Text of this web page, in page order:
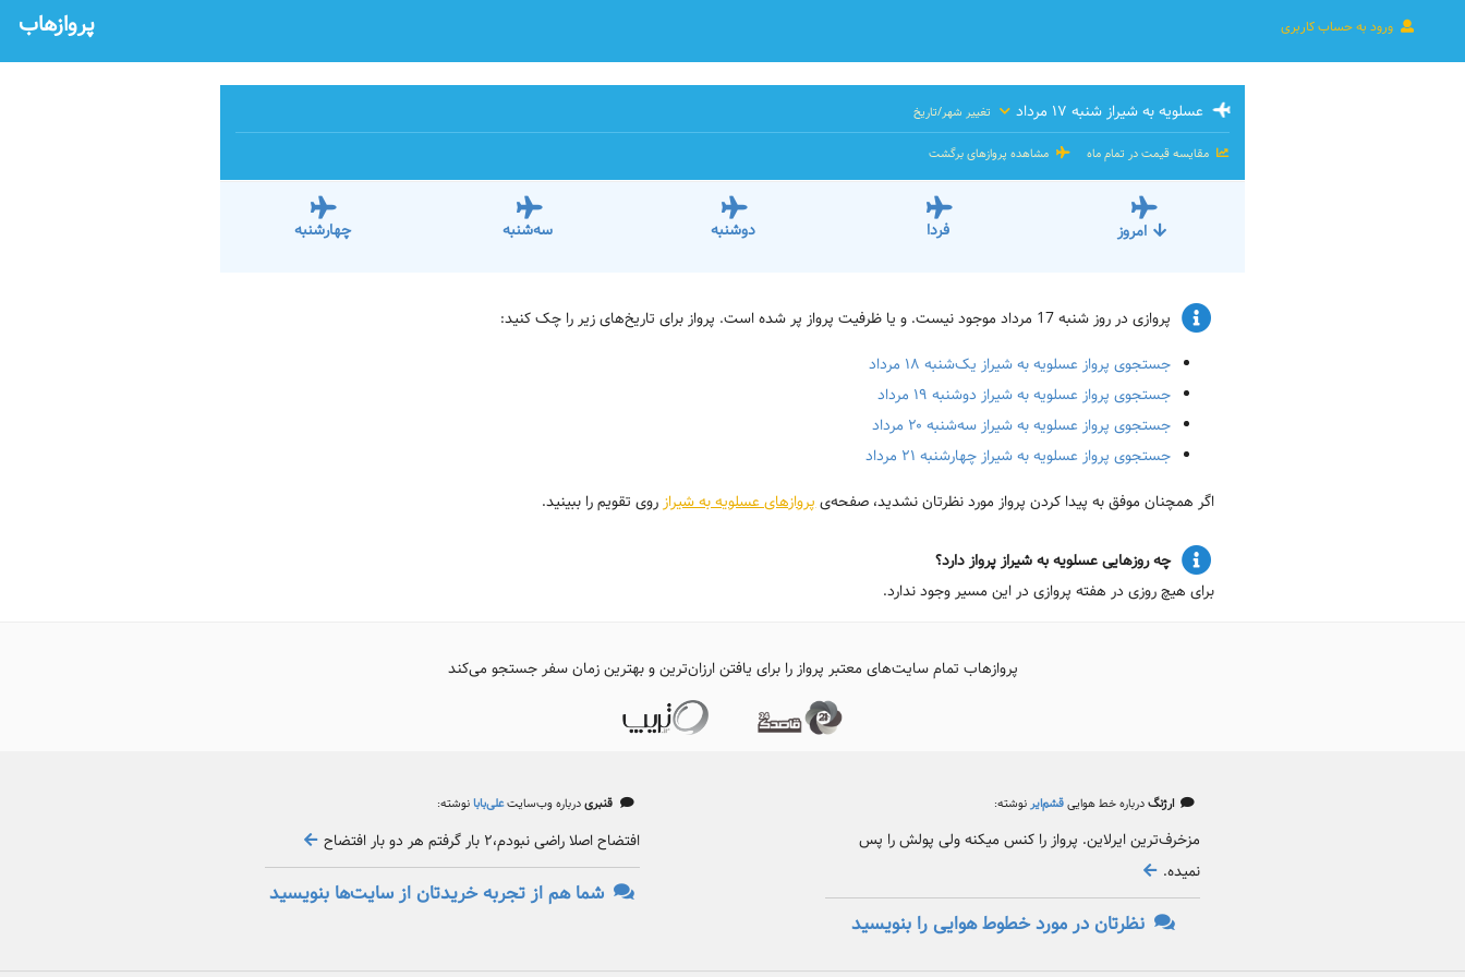
ورود به حساب کاربری پروازهاب
عسلویه به شیراز شنبه ۱۷ مرداد تغییر شهر/تاریخ
مقایسه قیمت در تمام ماه مشاهده پروازهای برگشت
امروز فردا دوشنبه سه‌شنبه چهارشنبه
پروازی در روز شنبه 17 مرداد موجود نیست. و یا ظرفیت پرواز پر شده است. پرواز برای تاریخ‌های زیر را چک کنید:
جستجوی پرواز عسلویه به شیراز یک‌شنبه ۱۸ مرداد
جستجوی پرواز عسلویه به شیراز دوشنبه ۱۹ مرداد
جستجوی پرواز عسلویه به شیراز سه‌شنبه ۲۰ مرداد
جستجوی پرواز عسلویه به شیراز چهارشنبه ۲۱ مرداد
اگر همچنان موفق به پیدا کردن پرواز مورد نظرتان نشدید، صفحه‌یپروازهای عسلویه به شیراز روی تقویم را ببینید.
چه روزهایی عسلویه به شیراز پرواز دارد؟
برای هیچ روزی در هفته پروازی در این مسیر وجود ندارد.
پروازهاب تمام سایت‌های معتبر پرواز را برای یافتن ارزان‌ترین و بهترین زمان سفر جستجو می‌کند
قنبریدرباره وب‌سایتعلی‌بابانوشته:
افتضاح اصلا راضی نبودم،۲ بار گرفتم هر دو بار افتضاح
شما هم از تجربه خریدتان از سایت‌ها بنویسید
ارژنگدرباره خط هواییقشم‌ایرنوشته:
مزخرف‌ترین ایرلاین. پرواز را کنس میکنه ولی پولش را پس
نمیده.
نظرتان در مورد خطوط هوایی را بنویسید